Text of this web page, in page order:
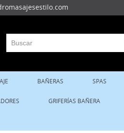
BAÑERAS SPAS
GRIFERÍAS BAÑERA